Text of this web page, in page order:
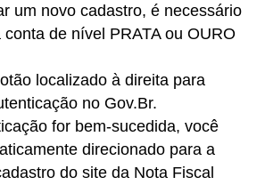
um novo cadastro, é necessário
conta de nível PRATA ou OURO
localizado à direita para
no Gov.Br.
for bem-sucedida, você
direcionado para a
do site da Nota Fiscal